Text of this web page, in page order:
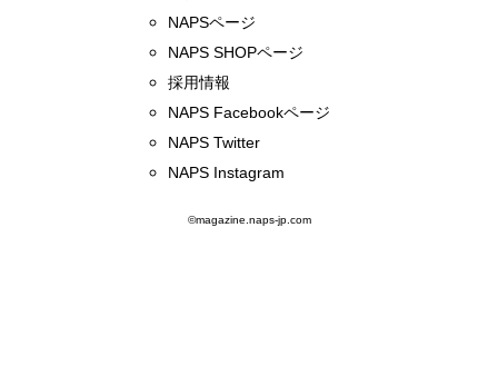
NAPSページ
NAPS SHOPページ
採用情報
NAPS Facebookページ
NAPS Twitter
NAPS Instagram
©magazine.naps-jp.com